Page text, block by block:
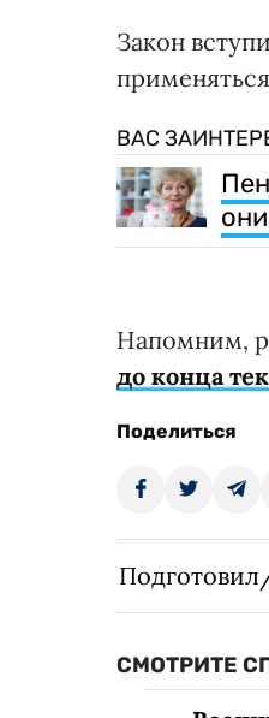
Закон
ВАС
Напомним,
до конца
Поделиться
СМОТРИТЕ